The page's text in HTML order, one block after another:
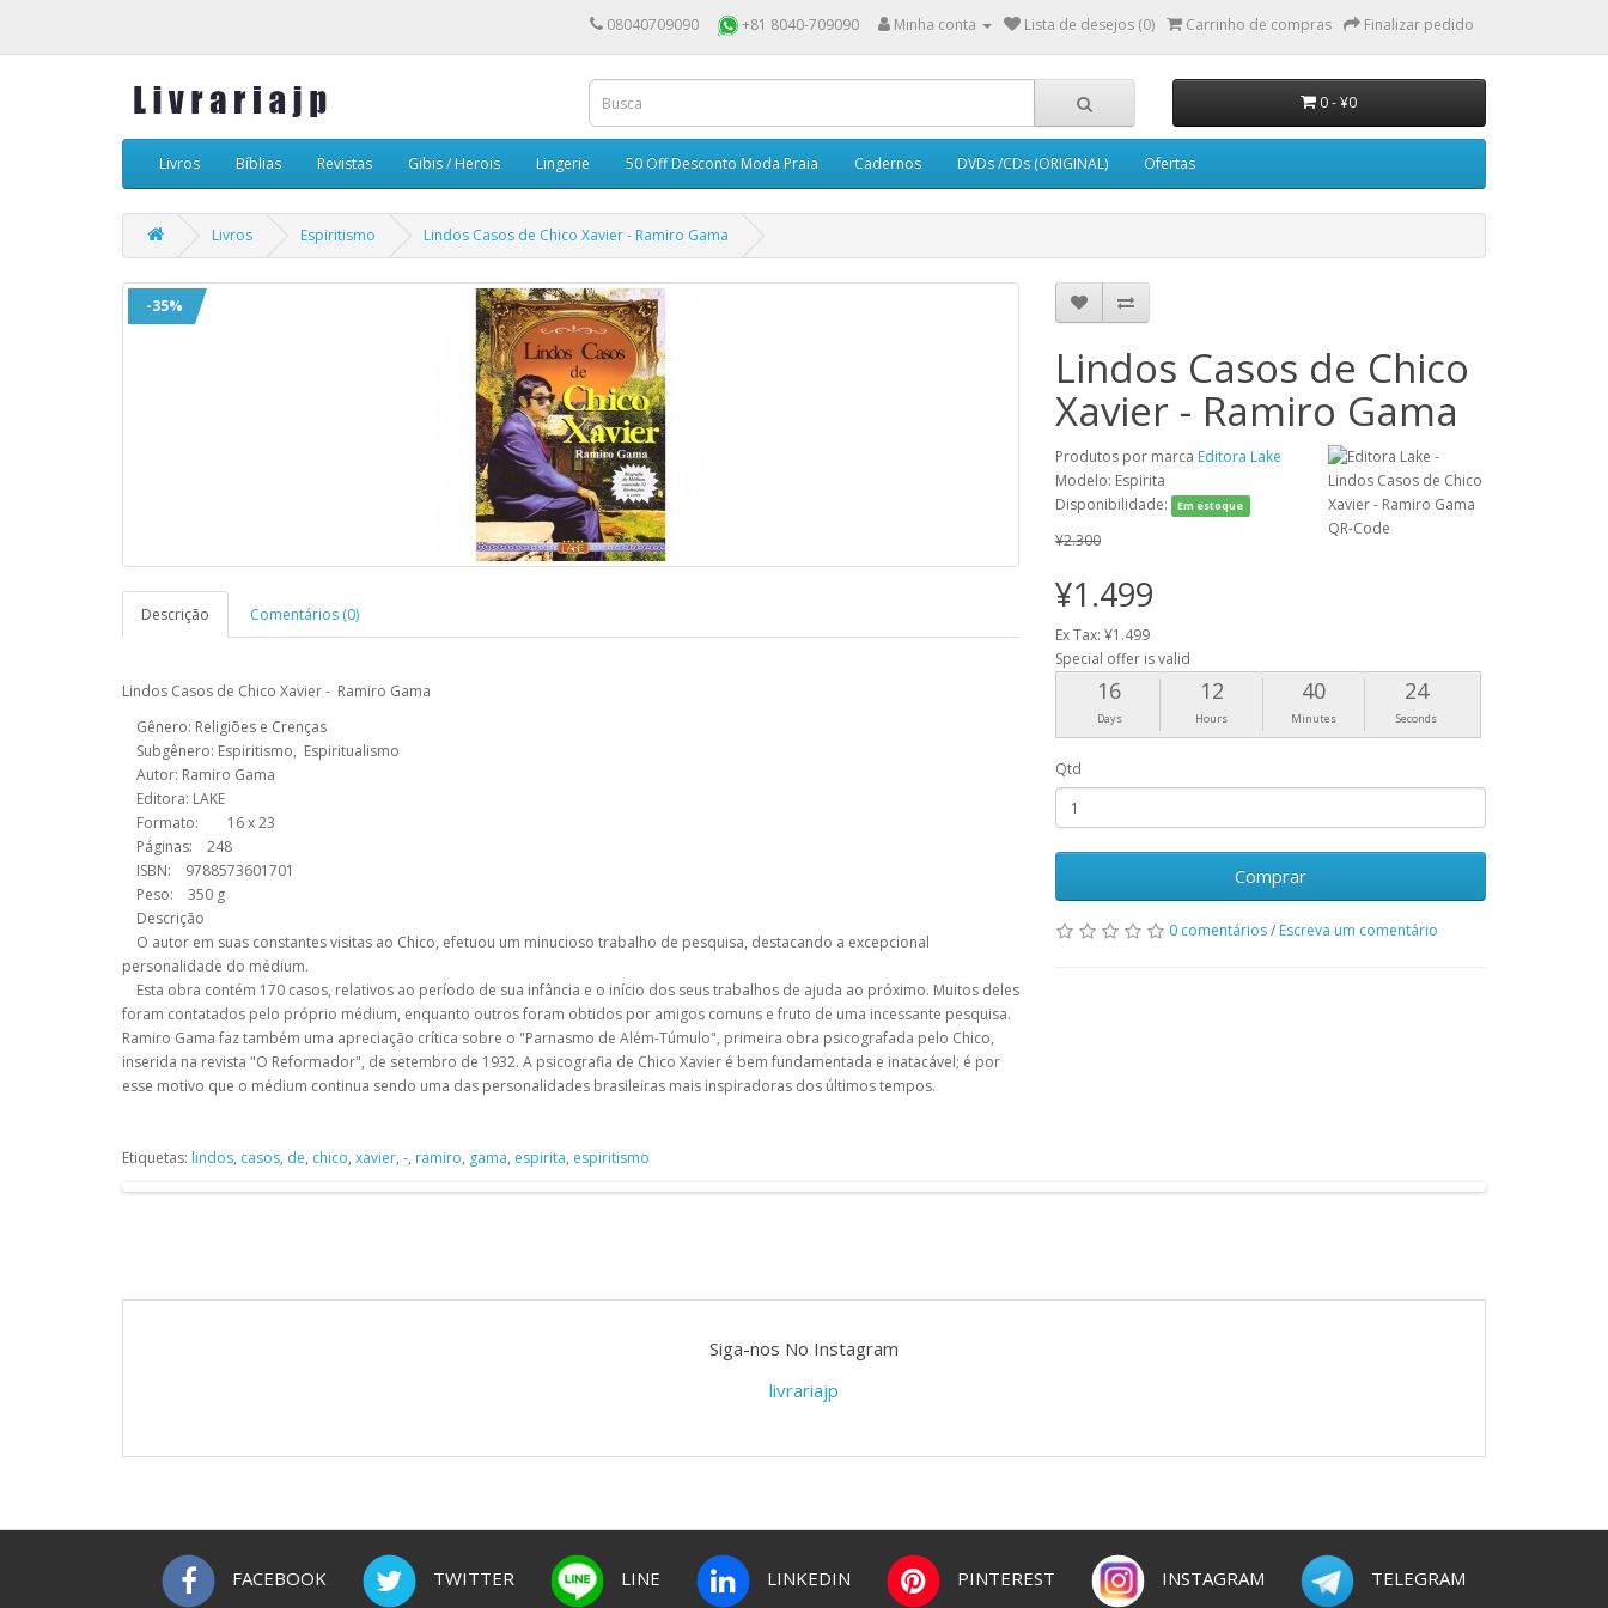
08040709090 +81 8040-709090 Minha conta Lista de desejos (0) Carrinho de compras Finalizar pedido
0 - ¥0
Livros Bíblias Revistas Gibis / Herois Lingerie 50 Off Desconto Moda Praia Cadernos DVDs /CDs (ORIGINAL) Ofertas
Livros Espiritismo Lindos Casos de Chico Xavier - Ramiro Gama
-35%
Descrição Comentários (0)
Lindos Casos de Chico Xavier - Ramiro Gama
Gênero: Religiões e Crenças
Subgênero: Espiritismo, Espiritualismo
Autor: Ramiro Gama
Editora: LAKE
Formato: 16 x 23
Páginas: 248
ISBN: 9788573601701
Peso: 350 g
Descrição
O autor em suas constantes visitas ao Chico, efetuou um minucioso trabalho de pesquisa, destacando a excepcional
personalidade do médium.
Esta obra contém 170 casos, relativos ao período de sua infância e o início dos seus trabalhos de ajuda ao próximo. Muitos deles
foram contatados pelo próprio médium, enquanto outros foram obtidos por amigos comuns e fruto de uma incessante pesquisa.
Ramiro Gama faz também uma apreciação crítica sobre o "Parnasmo de Além-Túmulo", primeira obra psicografada pelo Chico,
inserida na revista "O Reformador", de setembro de 1932. A psicografia de Chico Xavier é bem fundamentada e inatacável; é por
esse motivo que o médium continua sendo uma das personalidades brasileiras mais inspiradoras dos últimos tempos.
Lindos Casos de Chico
Xavier - Ramiro Gama
Produtos por marca Editora Lake
Modelo: Espirita
Disponibilidade:
Em estoque
¥2.300
¥1.499
Ex Tax: ¥1.499
Special offer is valid
16
Days
12
Hours
40
Minutes
24
Seconds
Qtd
Comprar
0 comentários/ Escreva um comentário
Etiquetas: lindos, casos, de, chico, xavier, -, ramiro, gama, espirita, espiritismo
Siga-nos No Instagram
livrariajp
FACEBOOK TWITTER LINE LINKEDIN PINTEREST INSTAGRAM TELEGRAM